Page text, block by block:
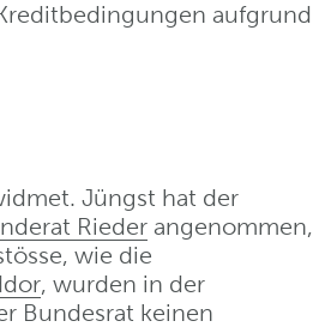
aufgrund
Jüngst hat der
Rieder angenommen,
wie die
, wurden in der
Bundesrat keinen